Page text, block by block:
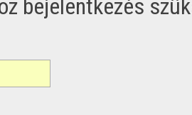
bejelentkezés